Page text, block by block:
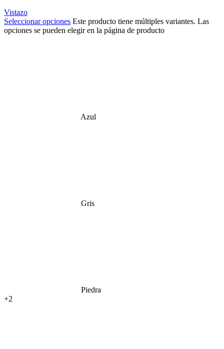
Vistazo
Seleccionar opciones Este producto tiene múltiples variantes. Las
opciones se pueden elegir en la página de producto
Azul
Gris
Piedra
+2